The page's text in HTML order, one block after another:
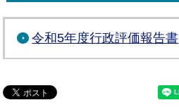
令和5年度行政評価報告書